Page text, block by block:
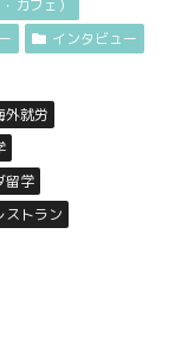
カフェ）
インタビュー
外就労
留学
ストラン